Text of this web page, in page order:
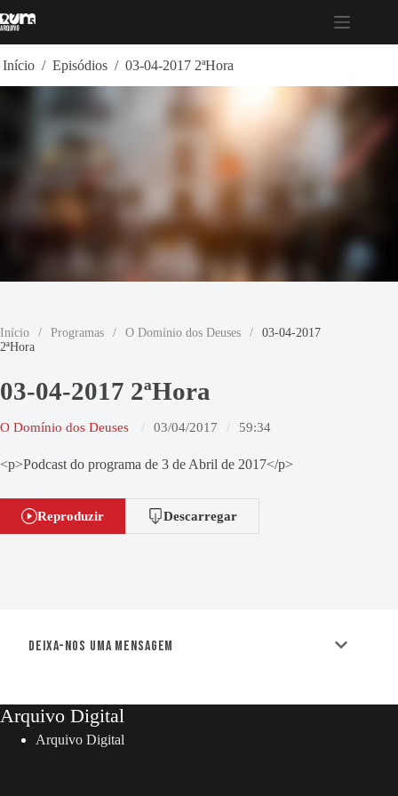
para
Início / Episódios / 03-04-2017 2ªHora
Início / Programas / O Domínio dos Deuses /
03-04-2017
2ªHora
03-04-2017 2ªHora
O Domínio dos Deuses 03/04/2017 59:34
<p>Podcast do programa de 3 de Abril de 2017</p>
Reproduzir Descarregar
Deixa-nos uma mensagem
Arquivo Digital
Arquivo Digital